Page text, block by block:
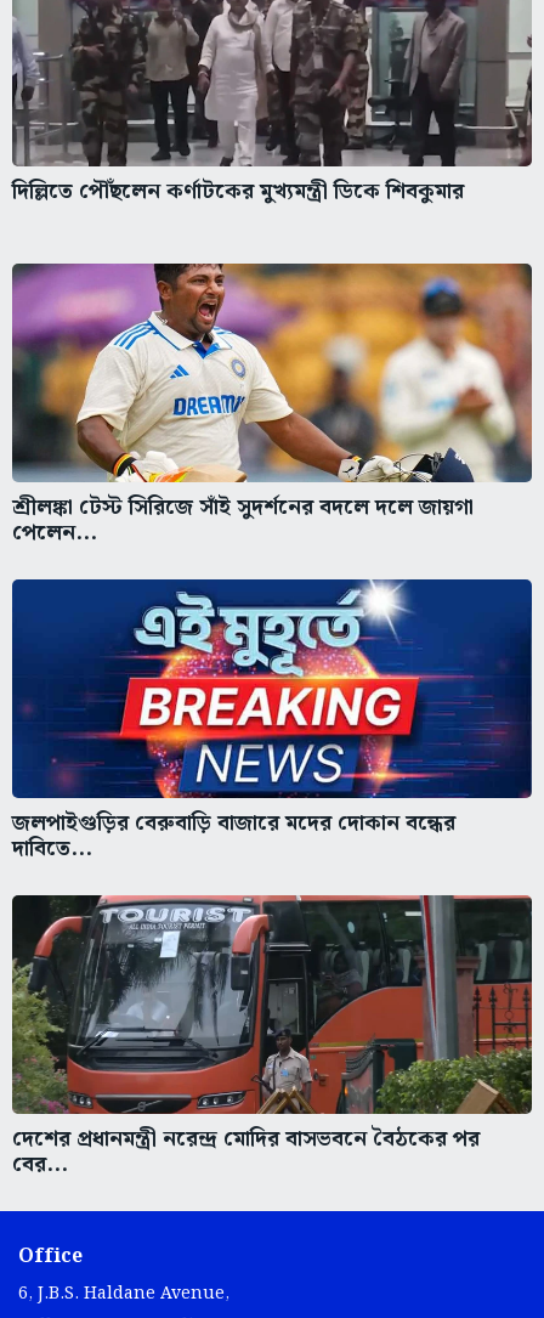
দিল্লিতে পৌঁছলেন কর্ণাটকের মুখ্যমন্ত্রী ডিকে শিবকুমার
শ্রীলঙ্কা টেস্ট সিরিজে সাঁই সুদর্শনের বদলে দলে জায়গা
পেলেন...
জলপাইগুড়ির বেরুবাড়ি বাজারে মদের দোকান বন্ধের
দাবিতে...
দেশের প্রধানমন্ত্রী নরেন্দ্র মোদির বাসভবনে বৈঠকের পর
বের...
Office
6, J.B.S. Haldane Avenue,